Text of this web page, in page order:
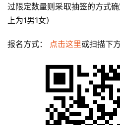
赛
察
过限定数量则采取抽签的方式
上为1男1女）
报名方式： 点击这里或扫描下